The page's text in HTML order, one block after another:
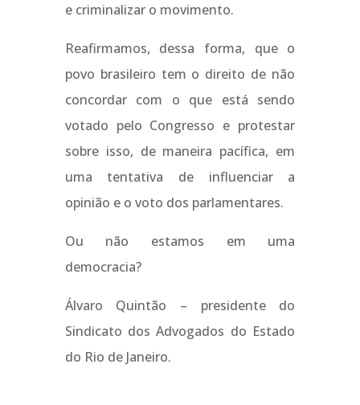
e criminalizar o movimento.
Reafirmamos, dessa forma, que o
povo brasileiro tem o direito de não
concordar com o que está sendo
votado pelo Congresso e protestar
sobre isso, de maneira pacífica, em
uma tentativa de influenciar a
opinião e o voto dos parlamentares.
Ou não estamos em uma
democracia?
Álvaro Quintão – presidente do
Sindicato dos Advogados do Estado
do Rio de Janeiro.